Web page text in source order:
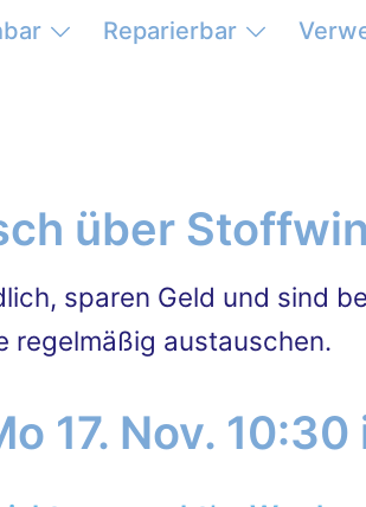
Reparierbar
über
sparen Geld und sind
regelmäßig austauschen.
17. Nov. 10:30